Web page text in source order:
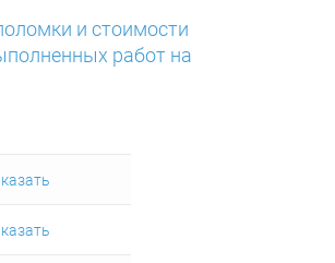
и стоимости
работ на